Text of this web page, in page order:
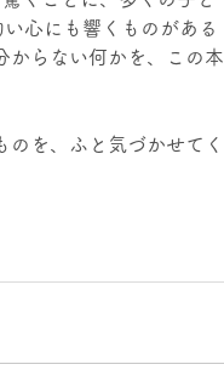
心にも響くものがある
からない何かを、この本
を、ふと気づかせてく